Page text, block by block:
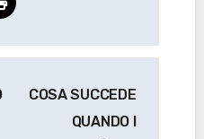
COSA SUCCEDE
QUANDO I